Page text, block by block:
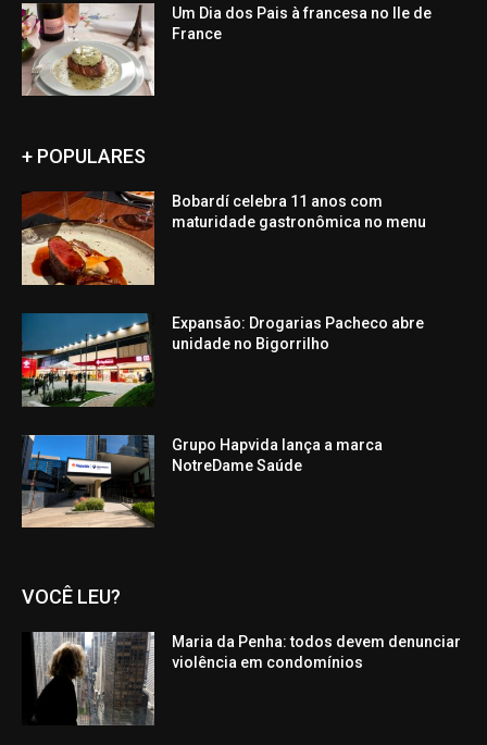
Um Dia dos Pais à francesa no Ile de
France
+ POPULARES
Bobardí celebra 11 anos com
maturidade gastronômica no menu
Expansão: Drogarias Pacheco abre
unidade no Bigorrilho
Grupo Hapvida lança a marca
NotreDame Saúde
VOCÊ LEU?
Maria da Penha: todos devem denunciar
violência em condomínios